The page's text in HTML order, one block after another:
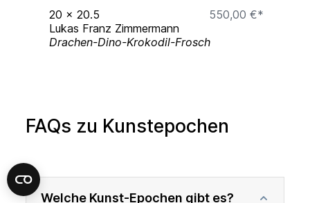
20 x 20.5
550,00 €*
Lukas Franz Zimmermann
Drachen-Dino-Krokodil-Frosch
FAQs zu Kunstepochen
Welche Kunst-Epochen gibt es?